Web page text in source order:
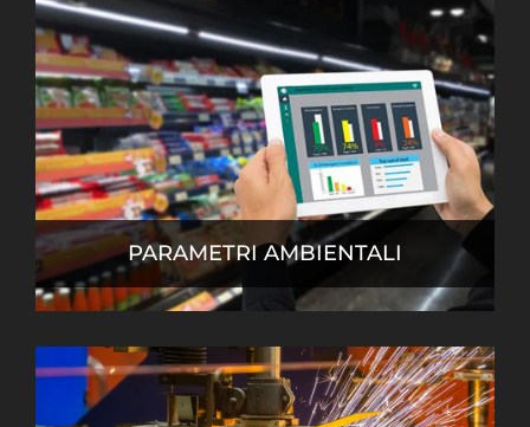
PARAMETRI AMBIENTALI